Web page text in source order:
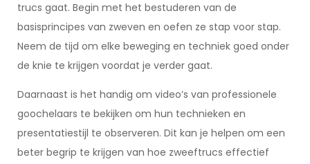
trucs gaat. Begin met het bestuderen van de
basisprincipes van zweven en oefen ze stap voor stap.
Neem de tijd om elke beweging en techniek goed onder
de knie te krijgen voordat je verder gaat.
Daarnaast is het handig om video’s van professionele
goochelaars te bekijken om hun technieken en
presentatiestijl te observeren. Dit kan je helpen om een
beter begrip te krijgen van hoe zweeftrucs effectief